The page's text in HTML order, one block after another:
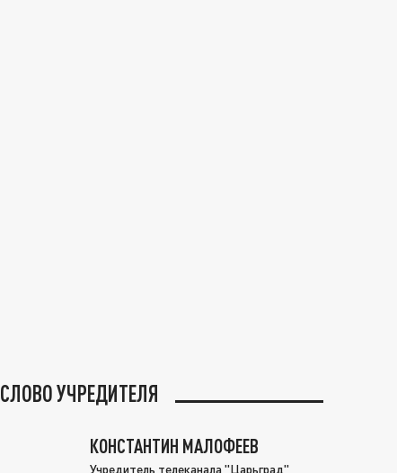
СЛОВО УЧРЕДИТЕЛЯ
КОНСТАНТИН МАЛОФЕЕВ
Учредитель телеканала "Царьград"